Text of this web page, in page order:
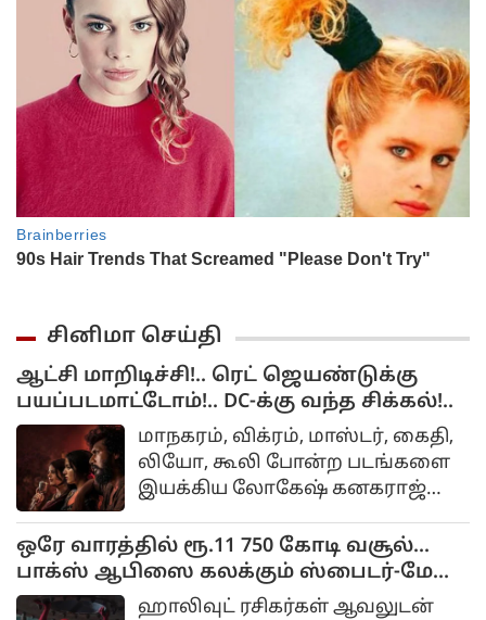
சினிமா செய்தி
ஆட்சி மாறிடிச்சி!.. ரெட் ஜெயண்டுக்கு
பயப்படமாட்டோம்!.. DC-க்கு வந்த சிக்கல்!..
மாநகரம், விக்ரம், மாஸ்டர், கைதி,
லியோ, கூலி போன்ற படங்களை
இயக்கிய லோகேஷ் கனகராஜ்
திரைப்படம் டிசி.
ஒரே வாரத்தில் ரூ.11 750 கோடி வசூல்...
பாக்ஸ் ஆபிஸை கலக்கும் ஸ்பைடர்-மேன்:
பிராண்ட் நியூ டேஹாலிவுட் ரசிகர்கள் ஆவலுடன்